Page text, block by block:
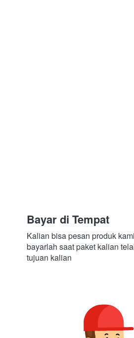
Bayar di Tempat
Kalian bisa pesan produk
bayarlah saat paket kalian
tujuan kalian